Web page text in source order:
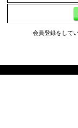
会員登録をして